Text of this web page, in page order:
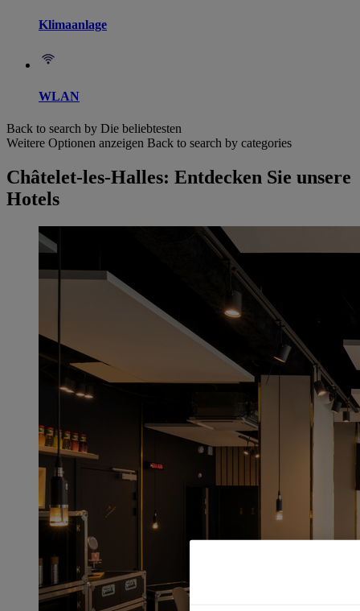
Klimaanlage
WLAN
Back to search by Die beliebtesten
Weitere Optionen anzeigen Back to search by categories
Châtelet-les-Halles: Entdecken Sie unsere
Hotels